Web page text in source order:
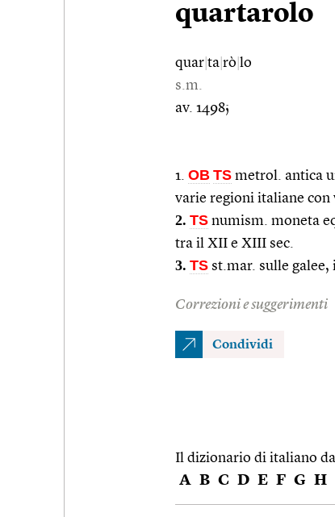
quartarolo
quar ta rò lo
s.m.
av. 1498;
1. OB TS metrol. antica
varie regioni italiane con
2. TS numism. moneta
tra il XII e XIII sec.
3. TS st.mar. sulle
Correzioni e suggerimenti
Condividi
Il dizionario di italiano
A B C D E F G H